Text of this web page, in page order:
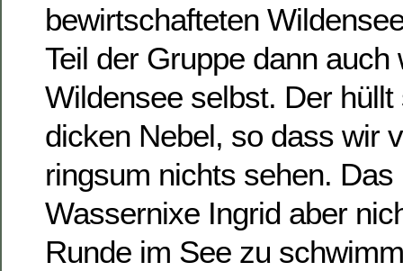
bewirtschafteten
Teil der Gruppe dann auch
Wildensee selbst. Der
dicken Nebel, so dass wir
ringsum nichts sehen. Das
Wassernixe Ingrid aber
Runde im See zu